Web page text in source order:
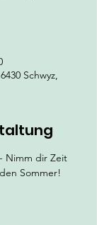
Schwyz,
Nimm dir Zeit
Sommer!